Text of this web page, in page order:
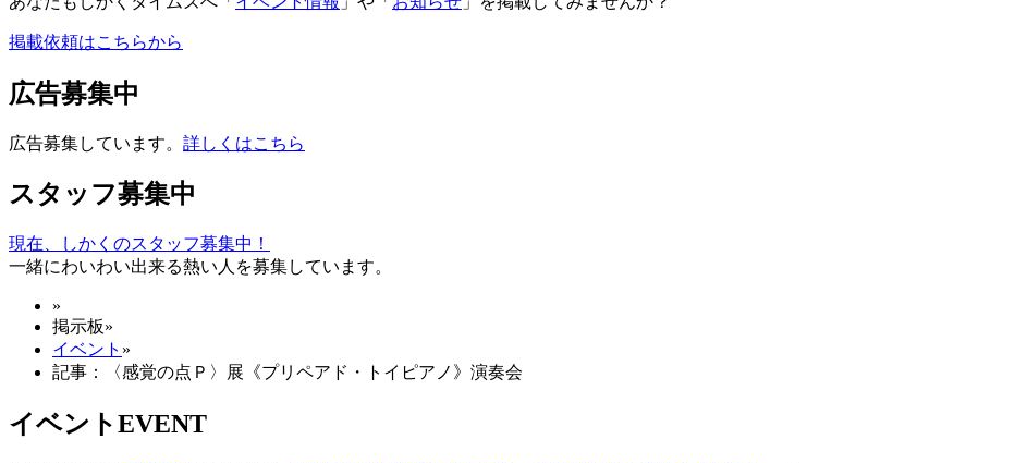
掲載依頼はこちらから
広告募集中
広告募集しています。 詳しくはこちら
スタッフ募集中
現在、しかくのスタッフ募集中！
一緒にわいわい出来る熱い人を募集しています。
»
掲示板»
イベント »
記事：〈感覚の点Ｐ〉展《プリペアド・トイピアノ》演奏会
イベントEVENT